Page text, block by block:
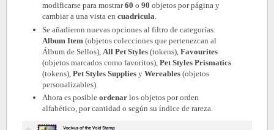
modificarse para mostrar60 o 90 objetos por página y
cambiar a una vista en cuadricula.
Se añadieron nuevas opciones al filtro de categorías:
Album Item (objetos colecciones que pertenezcan al
Álbum de Sellos), All Pet Styles(tokens), Favourites
(objetos marcados como favoritos), Pet Styles Prismatics
(tokens), Pet Styles Suppliesy Wereables (objetos
personalizables).
Ahora es posible ordenar los objetos por orden
alfabético, por cantidad o según su índice de rareza.